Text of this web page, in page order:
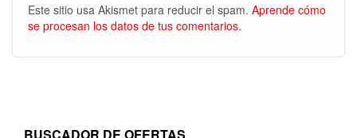
Este sitio usa Akismet para reducir el spam. Aprende cómo
se procesan los datos de tus comentarios.